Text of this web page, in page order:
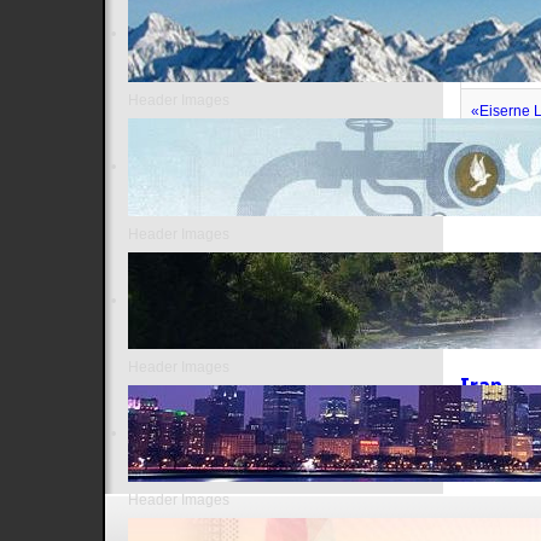
Header Images
Lawrow
«Eiserne
Russland
Syrien
Iran
Israel/